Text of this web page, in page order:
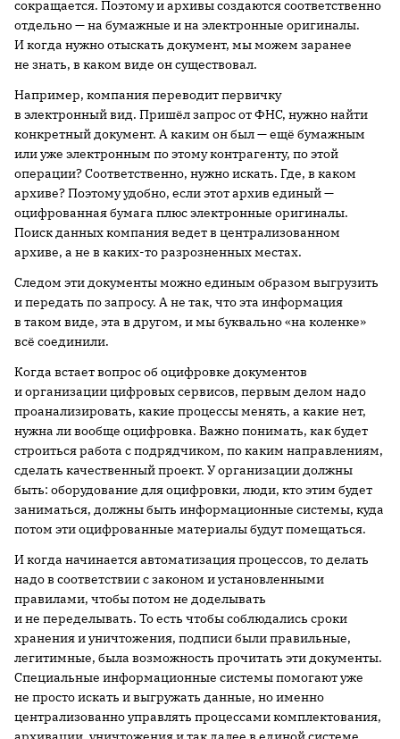
сокращается. Поэтому и архивы создаются соответственно
отдельно — на бумажные и на электронные оригиналы.
И когда нужно отыскать документ, мы можем заранее
не знать, в каком виде он существовал.
Например, компания переводит первичку
в электронный вид. Пришёл запрос от ФНС, нужно найти
конкретный документ. А каким он был — ещё бумажным
или уже электронным по этому контрагенту, по этой
операции? Соответственно, нужно искать. Где, в каком
архиве? Поэтому удобно, если этот архив единый —
оцифрованная бумага плюс электронные оригиналы.
Поиск данных компания ведет в централизованном
архиве, а не в каких-то разрозненных местах.
Следом эти документы можно единым образом выгрузить
и передать по запросу. А не так, что эта информация
в таком виде, эта в другом, и мы буквально «на коленке»
всё соединили.
Когда встает вопрос об оцифровке документов
и организации цифровых сервисов, первым делом надо
проанализировать, какие процессы менять, а какие нет,
нужна ли вообще оцифровка. Важно понимать, как будет
строиться работа с подрядчиком, по каким направлениям,
сделать качественный проект. У организации должны
быть: оборудование для оцифровки, люди, кто этим будет
заниматься, должны быть информационные системы, куда
потом эти оцифрованные материалы будут помещаться.
И когда начинается автоматизация процессов, то делать
надо в соответствии с законом и установленными
правилами, чтобы потом не доделывать
и не переделывать. То есть чтобы соблюдались сроки
хранения и уничтожения, подписи были правильные,
легитимные, была возможность прочитать эти документы.
Специальные информационные системы помогают уже
не просто искать и выгружать данные, но именно
централизованно управлять процессами комплектования,